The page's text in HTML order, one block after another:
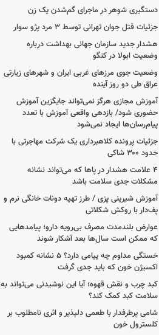
دستگیری شوهر در ماجرای گم‌شدن یک زن
جزئیات قتل جوان تهرانی توسط ۳ مرد پژو سوار
هشدار جدید سازمان جهانی بهداشت درباره
وضعیت ابولا در کنگو
وضعیت جوی مرزهای غربی ایران و شهرهای زیارتی
عراق طی دو روز آینده
آموزش مجازی هرگز نمی‌تواند جایگزین آموزش
حضوری شود/ بازدهی واقعی آموزش با تعدد
پیام‌رسان‌ها ایجاد نمی‌شود
جزئیات پرونده کلاهبرداری یک شرکت مهاجرتی با
حدود ۳۰۰ شاکی
۴ علامت هشدار در پاها که می‌تواند نشانه
مشکلات جدی سلامت باشد
آموزش شیرینی پزی / طرز تهیه دونات خانگی نرم و
پف‌دار با روکش شکلاتی
عوارض بلندمدت مصرف بی‌رویه دارو؛ پیامدهایی
که ممکن است سال‌ها بعد آشکار شوند
خستگی مداوم چه پیامی دارد؟ ۵ نشانه کمبود
اکسیژن خون که باید جدی گرفت
کبد چرب و نقش قهوه؛ آیا این نوشیدنی می‌تواند به
سلامت کبد کمک کند؟
شامی پرطرفدار با طعمی دلپذیر و اثری نامطلوب بر
کلسترول خون